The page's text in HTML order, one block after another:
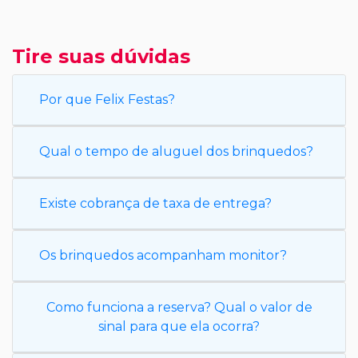
Tire suas dúvidas
Por que Felix Festas?
Qual o tempo de aluguel dos brinquedos?
Existe cobrança de taxa de entrega?
Os brinquedos acompanham monitor?
Como funciona a reserva? Qual o valor de
sinal para que ela ocorra?